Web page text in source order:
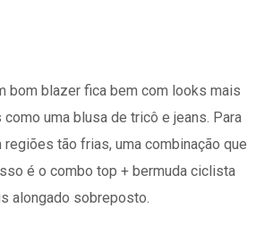
bom blazer fica bem com looks mais
uma blusa de tricô e jeans. Para
regiões tão frias, uma combinação que
é o combo top + bermuda ciclista
alongado sobreposto.